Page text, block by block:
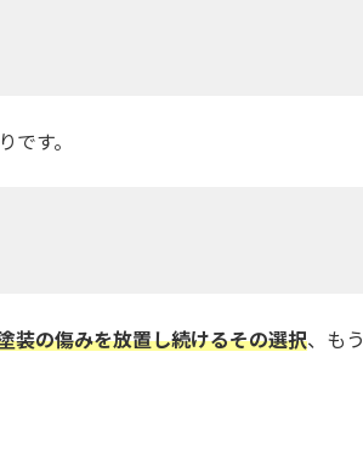
す。
装の傷みを放置し続けるその選択、も